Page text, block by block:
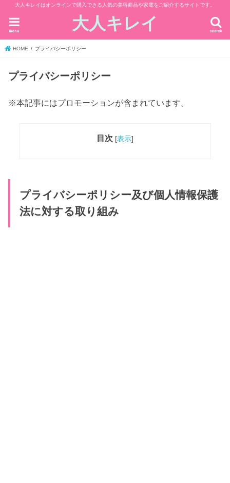
大人キレイはオンラインで購入できる人気の美容商品や家電をご紹介するサイトです。
大人キレイ search
menu
HOME プライバシーポリシー
プライバシーポリシー
※本記事にはプロモーションが含まれています。
目次 [表示]
プライバシーポリシー及び個人情報保護
法に対する取り組み